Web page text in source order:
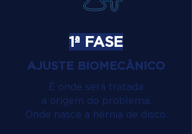
1ª FASE
AJUSTE BIOMECÂNICO
É onde será tratada
a origem do problema.
Onde nasce a hérnia de disco.